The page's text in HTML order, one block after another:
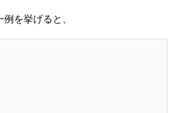
を挙げると、